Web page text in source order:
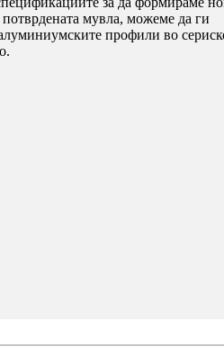
мувла, можеме да ги
профили во